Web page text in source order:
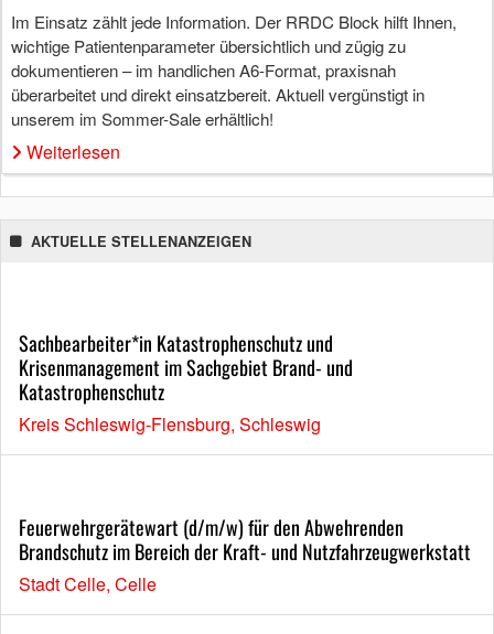
Im Einsatz zählt jede Information. Der RRDC Block hilft Ihnen,
wichtige Patientenparameter übersichtlich und zügig zu
dokumentieren – im handlichen A6-Format, praxisnah
überarbeitet und direkt einsatzbereit. Aktuell vergünstigt in
unserem im Sommer-Sale erhältlich!
Weiterlesen
AKTUELLE STELLENANZEIGEN
Sachbearbeiter*in Katastrophenschutz und
Krisenmanagement im Sachgebiet Brand- und
Katastrophenschutz
Kreis Schleswig-Flensburg, Schleswig
Feuerwehrgerätewart (d/m/w) für den Abwehrenden
Brandschutz im Bereich der Kraft- und Nutzfahrzeugwerkstatt
Stadt Celle, Celle